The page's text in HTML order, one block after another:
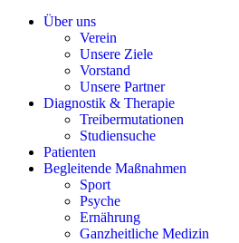
Über uns
Verein
Unsere Ziele
Vorstand
Unsere Partner
Diagnostik & Therapie
Treibermutationen
Studiensuche
Patienten
Begleitende Maßnahmen
Sport
Psyche
Ernährung
Ganzheitliche Medizin